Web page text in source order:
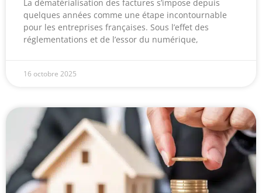
La dématérialisation des factures s’impose depuis
quelques années comme une étape incontournable
pour les entreprises françaises. Sous l’effet des
réglementations et de l’essor du numérique,
16 octobre 2025